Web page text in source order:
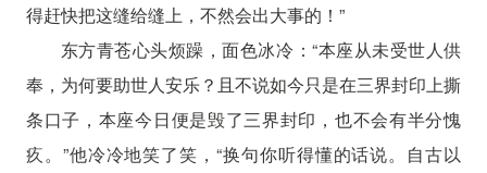
得赶快把这缝给缝上，不然会出大事的！”
东方青苍心头烦躁，面色冰冷：“本座从未受世人供
奉，为何要助世人安乐？且不说如今只是在三界封印上撕
条口子，本座今日便是毁了三界封印，也不会有半分愧
疚。”他冷冷地笑了笑，“换句你听得懂的话说。自古以